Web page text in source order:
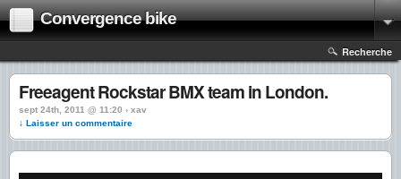
Convergence bike
Recherche
Freeagent Rockstar BMX team in London.
sept 24th, 2011 @ 11:20 › xav
↓ Laisser un commentaire